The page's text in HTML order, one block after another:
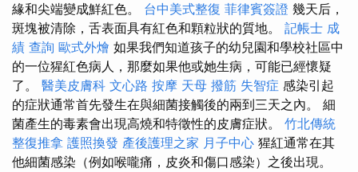
緣和尖端變成鮮紅色。 台中美式整復 菲律賓簽證 幾天后，
斑塊被清除，舌表面具有紅色和顆粒狀的質地。 記帳士 成
績 查詢 歐式外燴 如果我們知道孩子的幼兒園和學校社區中
的一位猩紅色病人，那麼如果他或她生病，可能已經懷疑
了。 醫美皮膚科 文心路 按摩 天母 撥筋 失智症 感染引起
的症狀通常首先發生在與細菌接觸後的兩到三天之內。 細
菌產生的毒素會出現高燒和特徵性的皮膚症狀。 竹北傳統
整復推拿 護照換發 產後護理之家 月子中心 猩紅通常在其
他細菌感染（例如喉嚨痛，皮炎和傷口感染）之後出現。